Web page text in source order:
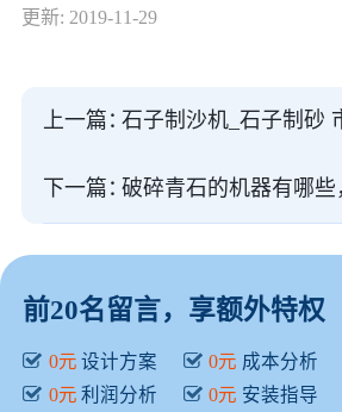
更新: 2019-11-29
上一篇：石子制沙机_石子制砂
下一篇：破碎青石的机器有哪些
前20名留言，享额外特权
0元 设计方案 0元 成本分析
0元 利润分析 0元 安装指导